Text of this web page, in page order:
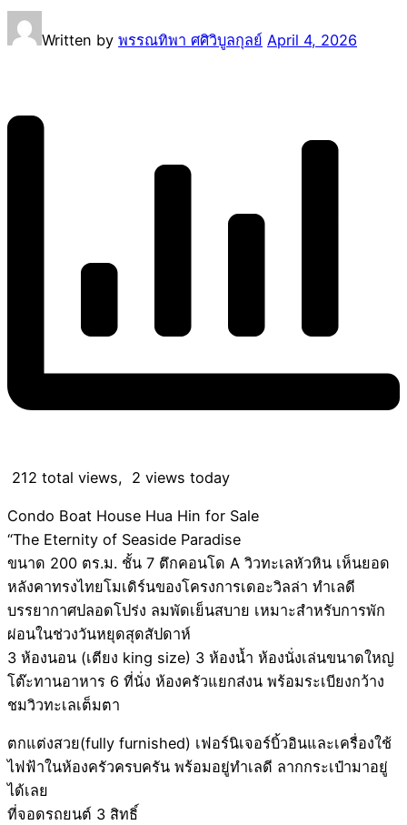
Written by พรรณทิพา ศศิวิบูลกุลย์ April 4, 2026
212 total views, 2 views today
Condo Boat House Hua Hin for Sale
“The Eternity of Seaside Paradise
ขนาด 200 ตร.ม. ชั้น 7 ตึกคอนโด A วิวทะเลหัวหิน เห็นยอด
หลังคาทรงไทยโมเดิร์นของโครงการเดอะวิลล่า ทำเลดี
บรรยากาศปลอดโปร่ง ลมพัดเย็นสบาย เหมาะสำหรับการพัก
ผ่อนในช่วงวันหยุดสุดสัปดาห์
3 ห้องนอน (เตียง king size) 3 ห้องน้ำ ห้องนั่งเล่นขนาดใหญ่
โต๊ะทานอาหาร 6 ที่นั่ง ห้องครัวแยกส่งน พร้อมระเบียงกว้าง
ชมวิวทะเลเต็มตา
ตกแต่งสวย(fully furnished) เฟอร์นิเจอร์บิ้วอินและเครื่องใช้
ไฟฟ้าในห้องครัวครบครัน พร้อมอยู่ทำเลดี ลากกระเป๋ามาอยู่
ได้เลย
ที่จอดรถยนต์ 3 สิทธิ์